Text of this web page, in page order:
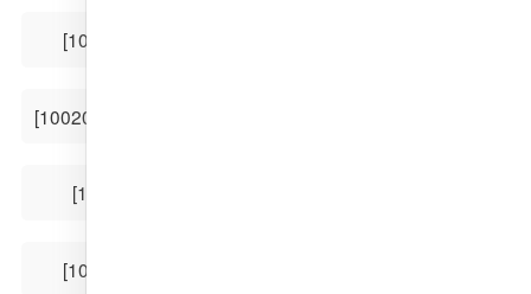
[1002Z1]人文医学
[100206]皮肤病与性病学
[100212]眼科学
[105112]儿外科学